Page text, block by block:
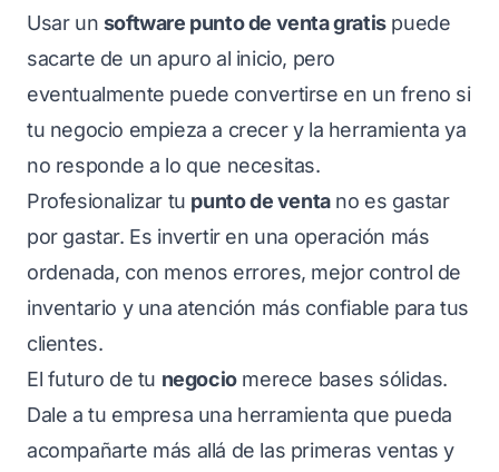
Usar un software punto de venta gratispuede
sacarte de un apuro al inicio, pero
eventualmente puede convertirse en un freno si
tu negocio empieza a crecer y la herramienta ya
no responde a lo que necesitas.
Profesionalizar tu punto de ventano es gastar
por gastar. Es invertir en una operación más
ordenada, con menos errores, mejor control de
inventario y una atención más confiable para tus
clientes.
El futuro de tu negociomerece bases sólidas.
Dale a tu empresa una herramienta que pueda
acompañarte más allá de las primeras ventas y